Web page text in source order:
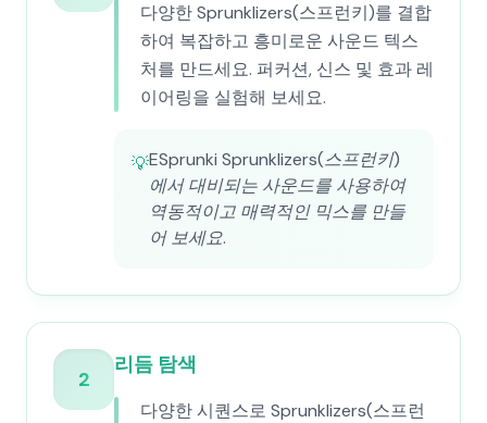
다양한 Sprunklizers(스프런키)를 결합
하여 복잡하고 흥미로운 사운드 텍스
처를 만드세요. 퍼커션, 신스 및 효과 레
이어링을 실험해 보세요.
💡ESprunki Sprunklizers(스프런키)
에서 대비되는 사운드를 사용하여
역동적이고 매력적인 믹스를 만들
어 보세요.
2
리듬 탐색
다양한 시퀀스로 Sprunklizers(스프런